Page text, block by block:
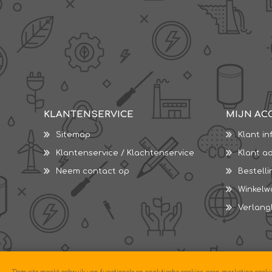
KLANTENSERVICE
Sitemap
Klantenservice / Klachtenservice
Neem contact op
MIJN
Klant
Klant